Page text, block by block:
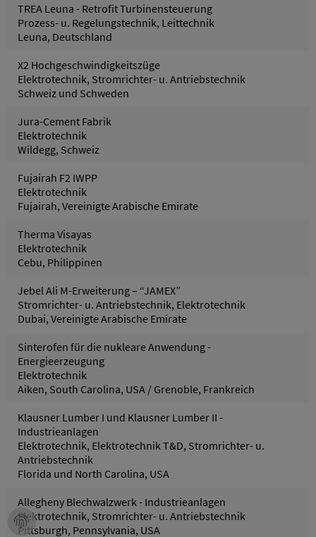
TREA Leuna - Retrofit Turbinensteuerung
Prozess- u. Regelungstechnik, Leittechnik
Leuna, Deutschland
X2 Hochgeschwindigkeitszüge
Elektrotechnik, Stromrichter- u. Antriebstechnik
Schweiz und Schweden
Jura-Cement Fabrik
Elektrotechnik
Wildegg, Schweiz
Fujairah F2 IWPP
Elektrotechnik
Fujairah, Vereinigte Arabische Emirate
Therma Visayas
Elektrotechnik
Cebu, Philippinen
Jebel Ali M-Erweiterung – “JAMEX”
Stromrichter- u. Antriebstechnik, Elektrotechnik
Dubai, Vereinigte Arabische Emirate
Sinterofen für die nukleare Anwendung -
Energieerzeugung
Elektrotechnik
Aiken, South Carolina, USA / Grenoble, Frankreich
Klausner Lumber I und Klausner Lumber II -
Industrieanlagen
Elektrotechnik, Elektrotechnik T&D, Stromrichter- u.
Antriebstechnik
Florida und North Carolina, USA
Allegheny Blechwalzwerk - Industrieanlagen
Elektrotechnik, Stromrichter- u. Antriebstechnik
Pittsburgh, Pennsylvania, USA